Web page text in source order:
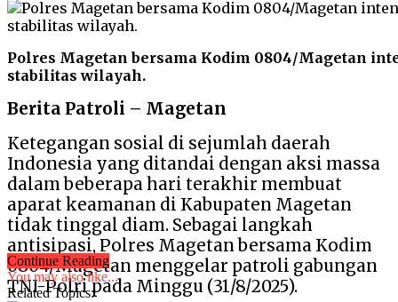
Polres Magetan bersama Kodim 0804/Magetan
stabilitas wilayah.
Berita Patroli – Magetan
Ketegangan sosial di sejumlah daerah
Indonesia yang ditandai dengan aksi massa
dalam beberapa hari terakhir membuat
aparat keamanan di Kabupaten Magetan
tidak tinggal diam. Sebagai langkah
antisipasi, Polres Magetan bersama Kodim
0804/Magetan menggelar patroli gabungan
TNI-Polri pada Minggu (31/8/2025).
Continue Reading
You may also like...
Related Topics: